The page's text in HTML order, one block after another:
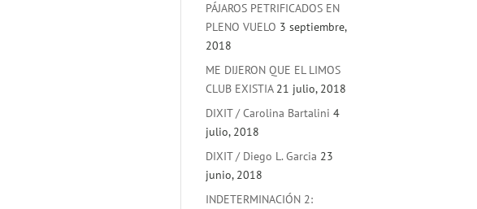
PÁJAROS PETRIFICADOS EN
PLENO VUELO 3 septiembre,
2018
ME DIJERON QUE EL LIMOS
CLUB EXISTIA 21 julio, 2018
DIXIT / Carolina Bartalini 4
julio, 2018
DIXIT / Diego L. Garcia 23
junio, 2018
INDETERMINACIÓN 2: